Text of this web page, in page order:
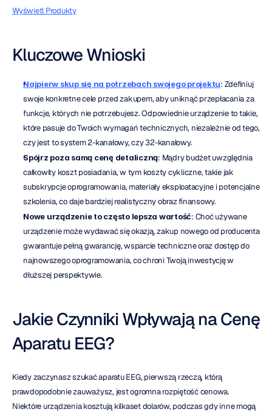
Wyświetl Produkty
Kluczowe Wnioski
Najpierw skup się na potrzebach swojego projektu: Zdefiniuj
swoje konkretne cele przed zakupem, aby uniknąć przepłacania za
funkcje, których nie potrzebujesz. Odpowiednie urządzenie to takie,
które pasuje do Twoich wymagań technicznych, niezależnie od tego,
czy jest to system 2-kanałowy, czy 32-kanałowy.
Spójrz poza samą cenę detaliczną: Mądry budżet uwzględnia
całkowity koszt posiadania, w tym koszty cykliczne, takie jak
subskrypcje oprogramowania, materiały eksploatacyjne i potencjalne
szkolenia, co daje bardziej realistyczny obraz finansowy.
Nowe urządzenie to często lepsza wartość: Choć używane
urządzenie może wydawać się okazją, zakup nowego od producenta
gwarantuje pełną gwarancję, wsparcie techniczne oraz dostęp do
najnowszego oprogramowania, co chroni Twoją inwestycję w
dłuższej perspektywie.
Jakie Czynniki Wpływają na Cenę
Aparatu EEG?
Kiedy zaczynasz szukać aparatu EEG, pierwszą rzeczą, którą
prawdopodobnie zauważysz, jest ogromna rozpiętość cenowa.
Niektóre urządzenia kosztują kilkaset dolarów, podczas gdy inne mogą